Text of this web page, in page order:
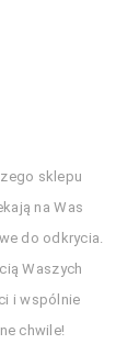
sklepu
na Was
do odkrycia.
Waszych
i wspólnie
chwile!